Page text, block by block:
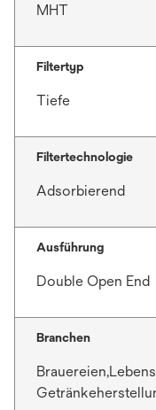
MHT
Filtertyp
Tiefe
Filtertechnologie
Adsorbierend
Ausführung
Double Open End
Branchen